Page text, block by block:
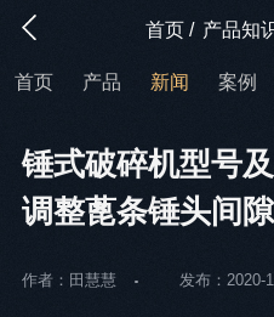
首页 / 产品知
首页 产品 新闻 案例
锤式破碎机型号
调整蓖条锤头间隙
作者：田慧慧 发布：2020-